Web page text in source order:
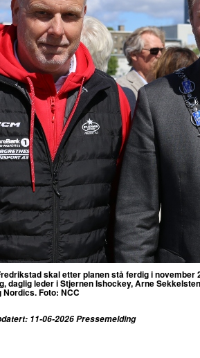
skal etter planen stå ferdig i
daglig leder i Stjernen Ishockey, Arne
Nordics. Foto: NCC
11-06-2026 Pressemelding